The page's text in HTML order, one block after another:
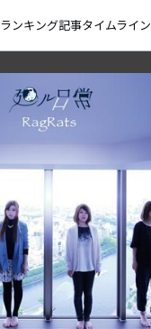
ランキング記事タイムライン